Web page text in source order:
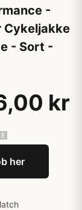
-
Cykeljakke
- Sort -
kr
her